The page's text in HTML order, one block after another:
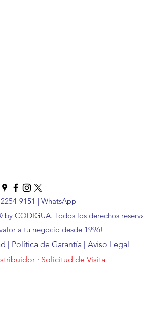
9151 | WhatsApp
CODIGUA. Todos los derechos
a tu negocio desde 1996!
| Política de Garantía | Aviso Legal
· Solicitud de Visita